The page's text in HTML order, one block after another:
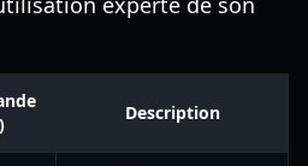
Description